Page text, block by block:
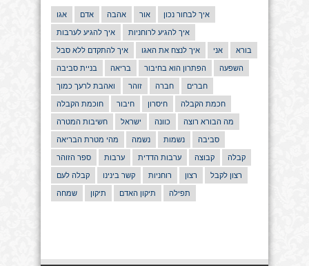
אגו אדם אהבה אור איך לבחור נכון
איך להגיע לערבות איך להגיע לרוחניות
איך להתקדם ללא סבל איך לנצח את האגו אני בורא
בניית סביבה בריאה הפתרון הוא בחיבור השפעה
ואהבת לרעך כמוך זוהר חברה חברים
חוכמת הקבלה חיבור חיסרון חכמת הקבלה
חשיבות המטרה ישראל כוונה מה הבורא רוצה
מהי מטרת הבריאה נשמה נשמות סביבה
ספר הזוהר ערבות ערבות הדדית קבוצה קבלה
קבלה לעם קשר בינינו רוחניות רצון רצון לקבל
שמחה תיקון תיקון האדם תפילה